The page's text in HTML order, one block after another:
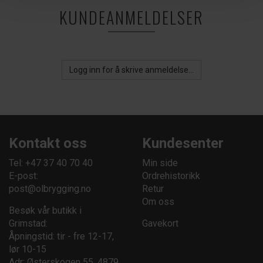
KUNDEANMELDELSER
Logg inn for å skrive anmeldelse...
Kontakt oss
Tel: +47 37 40 70 40
E-post:
post@olbrygging.no
Besøk vår butikk i
Grimstad:
Åpningstid: tir - fre 12-17,
lør 10-15
Kundesenter
Min side
Ordrehistorikk
Retur
Om oss
Gavekort